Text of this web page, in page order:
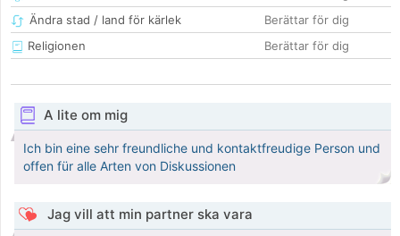
Ändra stad / land för kärlek
Berättar för dig
Religionen
Berättar för dig
A lite om mig
Ich bin eine sehr freundliche und kontaktfreudige Person und
offen für alle Arten von Diskussionen
Jag vill att min partner ska vara